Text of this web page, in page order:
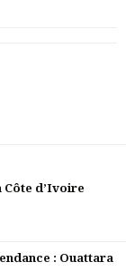
Côte d’Ivoire
: Ouattara